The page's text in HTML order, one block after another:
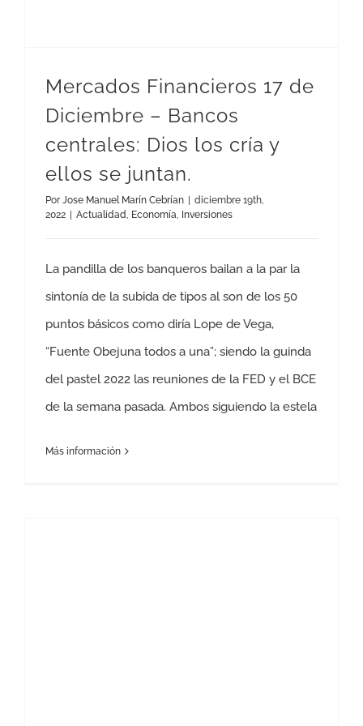
Mercados Financieros 17 de
Diciembre – Bancos
centrales: Dios los cría y
ellos se juntan.
PorJose Manuel Marín Cebrían
diciembre 19th,
2022
Actualidad, Economía, Inversiones
La pandilla de los banqueros bailan a la par la
sintonía de la subida de tipos al son de los 50
puntos básicos como diría Lope de Vega,
“Fuente Obejuna todos a una”; siendo la guinda
del pastel 2022 las reuniones de la FED y el BCE
de la semana pasada. Ambos siguiendo la estela
Más información